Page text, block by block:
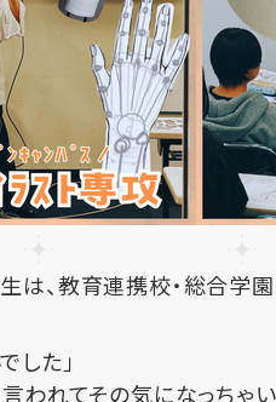
は、教育連携校・総合
した」
言われてその気になっちゃ